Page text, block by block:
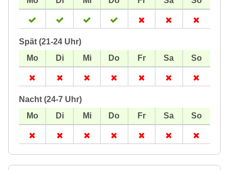
Spät (21-24 Uhr)
Nacht (24-7 Uhr)